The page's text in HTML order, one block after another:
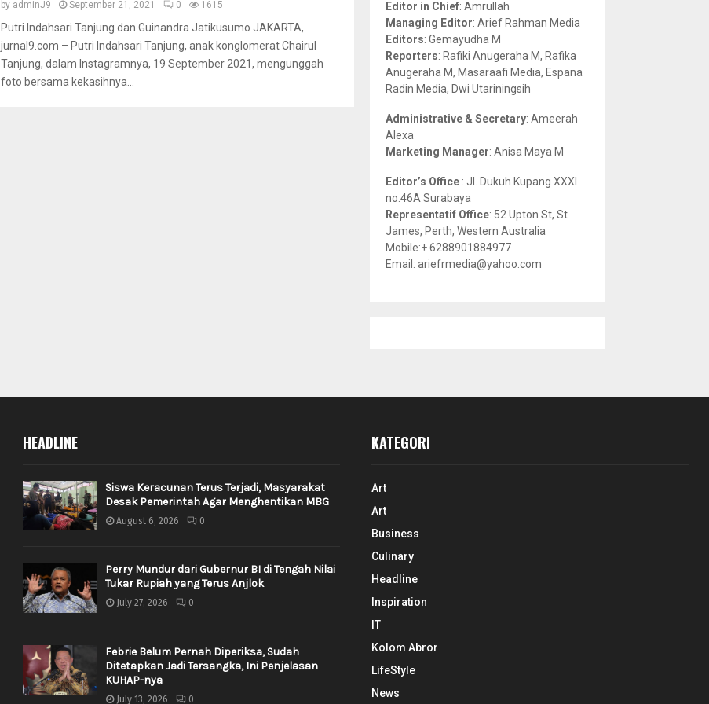
by adminJ9 September 21, 2021 0 1615
Putri Indahsari Tanjung dan Guinandra Jatikusumo JAKARTA,
jurnal9.com – Putri Indahsari Tanjung, anak konglomerat Chairul
Tanjung, dalam Instagramnya, 19 September 2021, mengunggah
foto bersama kekasihnya...
r
:
R
H
Editor in Chief: Amrullah
Managing Editor: Arief Rahman Media
Editors: Gemayudha M
Reporters: Rafiki Anugeraha M, Rafika
Anugeraha M, Masaraafi Media, Espana
Radin Media, Dwi Utariningsih
Administrative & Secretary: Ameerah
Alexa
Marketing Manager: Anisa Maya M
Editor’s Office : Jl. Dukuh Kupang XXXI
no.46A Surabaya
Representatif Office: 52 Upton St, St
James, Perth, Western Australia
Mobile:+ 6288901884977
Email: ariefrmedia@yahoo.com
HEADLINE
Siswa Keracunan Terus Terjadi, Masyarakat
Desak Pemerintah Agar Menghentikan MBG
August 6, 2026 0
Perry Mundur dari Gubernur BI di Tengah Nilai
Tukar Rupiah yang Terus Anjlok
July 27, 2026 0
Febrie Belum Pernah Diperiksa, Sudah
Ditetapkan Jadi Tersangka, Ini Penjelasan
KUHAP-nya
July 13, 2026 0
KATEGORI
Art
Art
Business
Culinary
Headline
Inspiration
IT
Kolom Abror
LifeStyle
News